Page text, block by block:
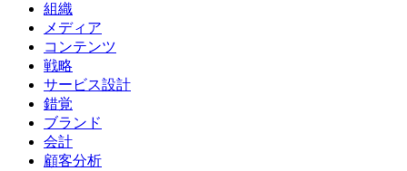
組織
メディア
コンテンツ
戦略
サービス設計
錯覚
ブランド
会計
顧客分析